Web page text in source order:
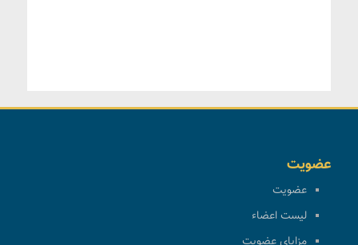
عضویت
عضویت
لیست اعضاء
مزایای عضویت